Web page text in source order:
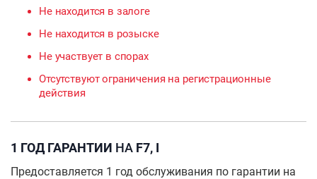
Не находится в залоге
Не находится в розыске
Не участвует в спорах
Отсутствуют ограничения на регистрационные
действия
1 ГОД ГАРАНТИИ НА F7, I
Предоставляется 1 год обслуживания по гарантии на